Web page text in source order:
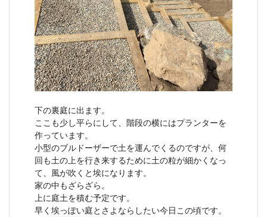
下の裏庭に出ます。
ここも少し平らにして、階段の横にはプランターを
作っています。
小型のブルドーザーで土を運んでくるのですが、何
回も土の上を行き来するために土の粒が細かくなっ
て、風が吹くと埃になります。
家の中もざらざら。
上に庭土を積む予定です。
早く埃っぽい庭とさよならしたい今日この頃です。